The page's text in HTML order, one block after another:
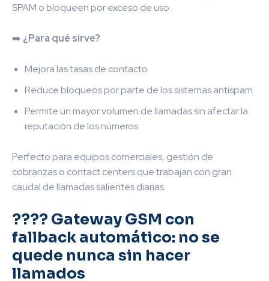
SPAM o bloqueen por exceso de uso.
➡️ ¿Para qué sirve?
Mejora las tasas de contacto.
Reduce bloqueos por parte de los sistemas antispam.
Permite un mayor volumen de llamadas sin afectar la
reputación de los números.
Perfecto para equipos comerciales, gestión de
cobranzas o contact centers que trabajan con gran
caudal de llamadas salientes diarias.
???? Gateway GSM con
fallback automático: no se
quede nunca sin hacer
llamados